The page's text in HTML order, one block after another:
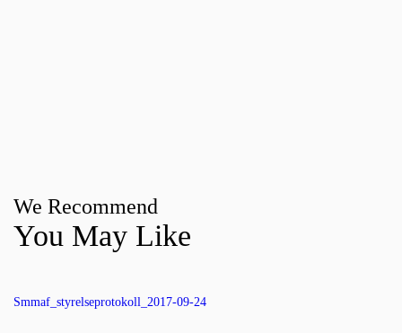
We Recommend
You May Like
Smmaf_styrelseprotokoll_2017-09-24